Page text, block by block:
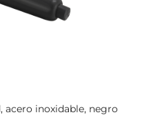
acero inoxidable, negro